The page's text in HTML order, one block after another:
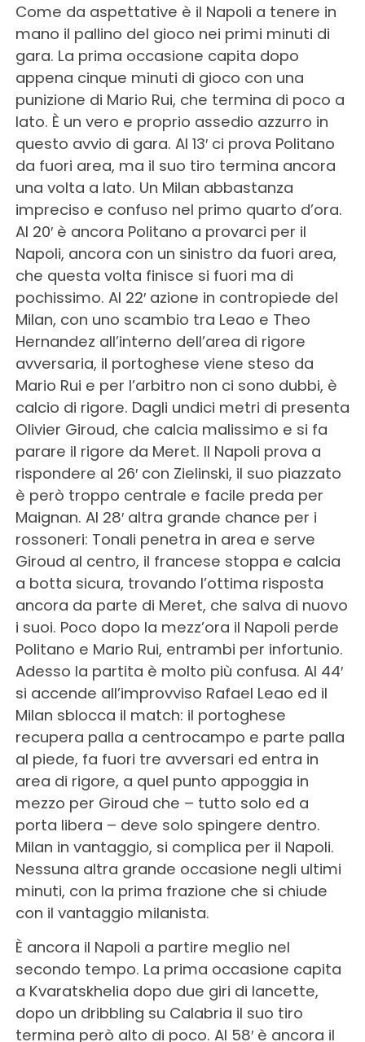
Come da aspettative è il Napoli a tenere in
mano il pallino del gioco nei primi minuti di
gara. La prima occasione capita dopo
appena cinque minuti di gioco con una
punizione di Mario Rui, che termina di poco a
lato. È un vero e proprio assedio azzurro in
questo avvio di gara. Al 13′ ci prova Politano
da fuori area, ma il suo tiro termina ancora
una volta a lato. Un Milan abbastanza
impreciso e confuso nel primo quarto d’ora.
Al 20′ è ancora Politano a provarci per il
Napoli, ancora con un sinistro da fuori area,
che questa volta finisce si fuori ma di
pochissimo. Al 22′ azione in contropiede del
Milan, con uno scambio tra Leao e Theo
Hernandez all’interno dell’area di rigore
avversaria, il portoghese viene steso da
Mario Rui e per l’arbitro non ci sono dubbi, è
calcio di rigore. Dagli undici metri di presenta
Olivier Giroud, che calcia malissimo e si fa
parare il rigore da Meret. Il Napoli prova a
rispondere al 26′ con Zielinski, il suo piazzato
è però troppo centrale e facile preda per
Maignan. Al 28′ altra grande chance per i
rossoneri: Tonali penetra in area e serve
Giroud al centro, il francese stoppa e calcia
a botta sicura, trovando l’ottima risposta
ancora da parte di Meret, che salva di nuovo
i suoi. Poco dopo la mezz’ora il Napoli perde
Politano e Mario Rui, entrambi per infortunio.
Adesso la partita è molto più confusa. Al 44′
si accende all’improvviso Rafael Leao ed il
Milan sblocca il match: il portoghese
recupera palla a centrocampo e parte palla
al piede, fa fuori tre avversari ed entra in
area di rigore, a quel punto appoggia in
mezzo per Giroud che – tutto solo ed a
porta libera – deve solo spingere dentro.
Milan in vantaggio, si complica per il Napoli.
Nessuna altra grande occasione negli ultimi
minuti, con la prima frazione che si chiude
con il vantaggio milanista.
È ancora il Napoli a partire meglio nel
secondo tempo. La prima occasione capita
a Kvaratskhelia dopo due giri di lancette,
dopo un dribbling su Calabria il suo tiro
termina però alto di poco. Al 58′ è ancora il